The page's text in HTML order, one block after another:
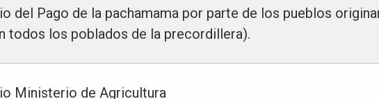
del Pago de la pachamama por parte de los pueblos
todos los poblados de la precordillera).
Ministerio de Agricultura